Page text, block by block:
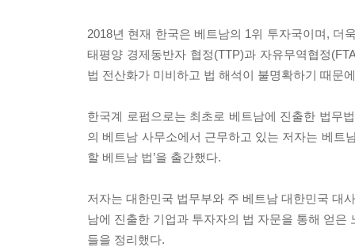
2018년 현재 한국은 베트남의 1위 투자국이며, 더
태평양 경제동반자 협정(TTP)과 자유무역협정
법 전산화가 미비하고 법 해석이 불명확하기 때문
한국계 로펌으로는 최초로 베트남에 진출한 법무
의 베트남 사무소에서 근무하고 있는 저자는 베트
할 베트남 법’을 출간했다.
저자는 대한민국 법무부와 주 베트남 대한민국 대
남에 진출한 기업과 투자자의 법 자문을 통해 얻
들을 정리했다.